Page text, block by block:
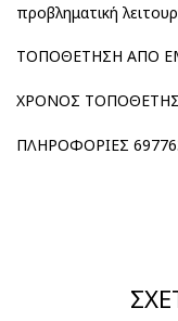
προβληματική
ΤΟΠΟΘΕΤΗΣΗ ΑΠΟ
ΧΡΟΝΟΣ
ΠΛΗΡΟΦΟΡΙΕΣ